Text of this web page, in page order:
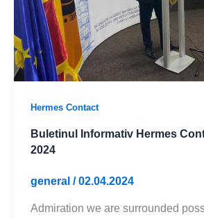
Hermes Contact
Buletinul Informativ Hermes
2024
general / 02.04.2024
Admiration we are surrounded